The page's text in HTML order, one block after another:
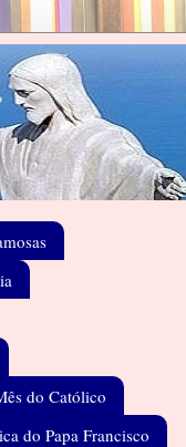
do Católico
do Papa Francisco